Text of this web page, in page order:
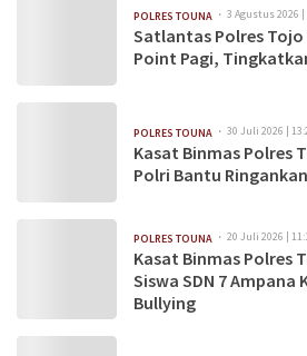
POLRES TOUNA 3 Agustus 2026 |
Satlantas Polres
Point Pagi,
POLRES TOUNA 30 Juli 2026 |
Kasat Binmas Polres
Polri Bantu
POLRES TOUNA 20 Juli 2026 |
Kasat Binmas Polres
Siswa SDN 7
Bullying